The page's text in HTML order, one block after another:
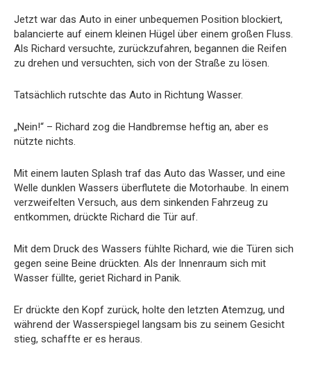
Jetzt war das Auto in einer unbequemen Position blockiert,
balancierte auf einem kleinen Hügel über einem großen Fluss.
Als Richard versuchte, zurückzufahren, begannen die Reifen
zu drehen und versuchten, sich von der Straße zu lösen.
Tatsächlich rutschte das Auto in Richtung Wasser.
„Nein!“ – Richard zog die Handbremse heftig an, aber es
nützte nichts.
Mit einem lauten Splash traf das Auto das Wasser, und eine
Welle dunklen Wassers überflutete die Motorhaube. In einem
verzweifelten Versuch, aus dem sinkenden Fahrzeug zu
entkommen, drückte Richard die Tür auf.
Mit dem Druck des Wassers fühlte Richard, wie die Türen sich
gegen seine Beine drückten. Als der Innenraum sich mit
Wasser füllte, geriet Richard in Panik.
Er drückte den Kopf zurück, holte den letzten Atemzug, und
während der Wasserspiegel langsam bis zu seinem Gesicht
stieg, schaffte er es heraus.